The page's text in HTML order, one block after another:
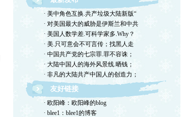
· 美中角色互换.共产垃圾大陆新版“
· 对美国最大的威胁是伊斯兰和中共
· 美国人数学差.可科学家多.Why？
· 美.只可意会不可言传；找黑人走
· 中国共产党的七宗罪.罪不容诛；
· 大陆中国人的海外风景线.晒钱；
· 非凡的大陆共产中国人的创造力；
友好链接
· 欧阳峰：欧阳峰的blog
· blee1：blee1的博客